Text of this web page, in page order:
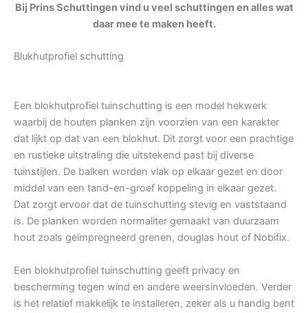
Bij Prins Schuttingen vind u veel schuttingen en alles wat
daar mee te maken heeft.
Blukhutprofiel schutting
Een blokhutprofiel tuinschutting is een model hekwerk
waarbij de houten planken zijn voorzien van een karakter
dat lijkt op dat van een blokhut. Dit zorgt voor een prachtige
en rustieke uitstraling die uitstekend past bij diverse
tuinstijlen. De balken worden vlak op elkaar gezet en door
middel van een tand-en-groef koppeling in elkaar gezet.
Dat zorgt ervoor dat de tuinschutting stevig en vaststaand
is. De planken worden normaliter gemaakt van duurzaam
hout zoals geïmpregneerd grenen, douglas hout of Nobifix.
Een blokhutprofiel tuinschutting geeft privacy en
bescherming tegen wind en andere weersinvloeden. Verder
is het relatief makkelijk te installeren, zeker als u handig bent